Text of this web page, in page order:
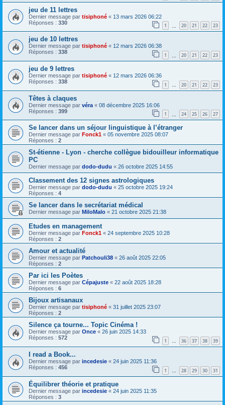
jeu de 11 lettres
Dernier message par tisiphoné « 13 mars 2026 06:22
Réponses : 330 1 20 21 22 23
jeu de 10 lettres
Dernier message par tisiphoné « 12 mars 2026 06:38
Réponses : 338 1 20 21 22 23
jeu de 9 lettres
Dernier message par tisiphoné « 12 mars 2026 06:36
Réponses : 338 1 … 20 21 22 23
Têtes à claques
Dernier message par véra « 08 décembre 2025 16:06
Réponses : 399 1 24 25 26 27
Se lancer dans un séjour linguistique à l’étranger
Dernier message par Fonck1 « 05 novembre 2025 08:07
Réponses : 2
St-étienne - Lyon - cherche collègue bidouilleur informatique
PC
Dernier message par dodo-dudu « 26 octobre 2025 14:55
Classement des 12 signes astrologiques
Dernier message par dodo-dudu « 25 octobre 2025 19:24
Réponses : 4
Se lancer dans le secrétariat médical
Dernier message par MiloMalo « 21 octobre 2025 21:38
Etudes en management
Dernier message par Fonck1 « 24 septembre 2025 10:28
Réponses : 2
Amour et actualité
Dernier message par Patchouli38 « 26 août 2025 22:05
Réponses : 2
Par ici les Poètes
Dernier message par Cépajuste « 22 août 2025 18:28
Réponses : 6
Bijoux artisanaux
Dernier message par tisiphoné « 31 juillet 2025 23:07
Réponses : 2
Silence ça tourne... Topic Cinéma !
Dernier message par Once « 26 juin 2025 14:33
Réponses : 572 1 … 36 37 38 39
I read a Book...
Dernier message par incedesie « 24 juin 2025 11:36
Réponses : 456 1 … 28 29 30 31
Équilibrer théorie et pratique
Dernier message par incedesie « 24 juin 2025 11:35
Réponses : 3